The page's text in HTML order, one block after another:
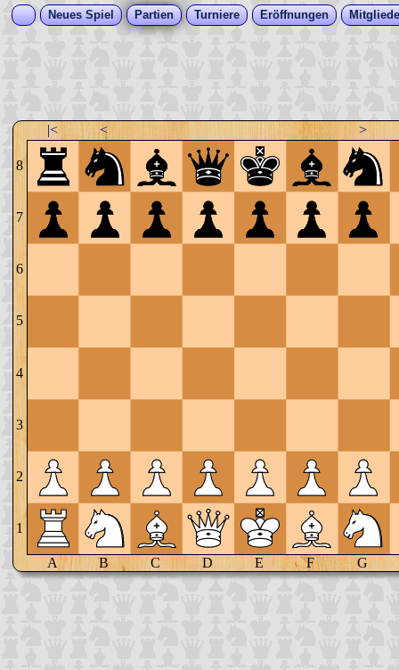
Neues Spiel Partien Turniere Eröffnungen
|< < >
8
7
6
5
4
3
2
1
A B C D E F G